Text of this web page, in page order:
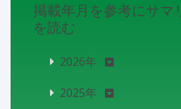
掲載年月を参考にサマ
を読む
2026年
2025年